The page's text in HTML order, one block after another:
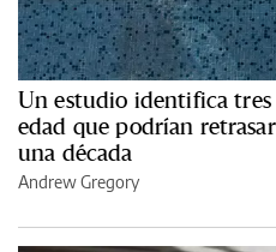
Un estudio identifica
edad que podrían
una década
Andrew Gregory